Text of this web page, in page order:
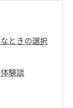
ときの選択
験談
るスムーズ